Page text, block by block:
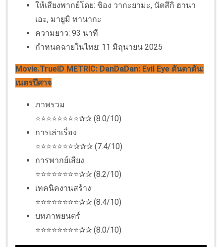
ให้เสียงพากย์โดย: ชิอง วากะยามะ, นัตสึกิ ฮานา
เอะ, มายูมิ ทานากะ
ความยาว: 93 นาที
กำหนดฉายในไทย: 11 มิถุนายน 2025
Movie.TrueID METRIC: DanDaDan: Evil Eye ดันดาดัน:
เนตรปีศาจ
ภาพรวม
⭐⭐⭐⭐⭐⭐⭐⭐✰✰ (8.0/10)
การเล่าเรื่อง
⭐⭐⭐⭐⭐⭐⭐✰✰✰ (7.4/10)
การพากย์เสียง
⭐⭐⭐⭐⭐⭐⭐⭐✰✰ (8.2/10)
เทคนิคงานสร้าง
⭐⭐⭐⭐⭐⭐⭐⭐✰✰ (8.4/10)
บทภาพยนตร์
⭐⭐⭐⭐⭐⭐⭐⭐✰✰ (8.0/10)